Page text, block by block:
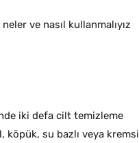
ve nasıl kullanmalıyız
iki defa cilt temizleme
köpük, su bazlı veya kremsi